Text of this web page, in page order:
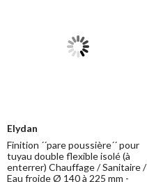
Elydan
Finition ´´pare poussière´´ pour
tuyau double flexible isolé (à
enterrer) Chauffage / Sanitaire /
Eau froide Ø 140 à 225 mm -